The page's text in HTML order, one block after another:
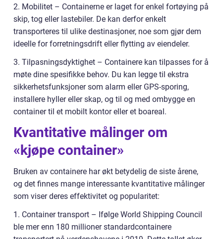
2. Mobilitet – Containerne er laget for enkel fortøying på
skip, tog eller lastebiler. De kan derfor enkelt
transporteres til ulike destinasjoner, noe som gjør dem
ideelle for forretningsdrift eller flytting av eiendeler.
3. Tilpasningsdyktighet – Containere kan tilpasses for å
møte dine spesifikke behov. Du kan legge til ekstra
sikkerhetsfunksjoner som alarm eller GPS-sporing,
installere hyller eller skap, og til og med ombygge en
container til et mobilt kontor eller et boareal.
Kvantitative målinger om
«kjøpe container»
Bruken av containere har økt betydelig de siste årene,
og det finnes mange interessante kvantitative målinger
som viser deres effektivitet og popularitet:
1. Container transport – Ifølge World Shipping Council
ble mer enn 180 millioner standardcontainere